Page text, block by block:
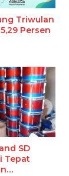
Triwulan
Persen
SD
Tepat